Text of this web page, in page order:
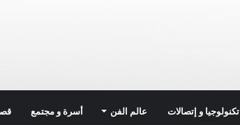
تكنولوجيا و إتصالات عالم الفن أسرة و مجتمع